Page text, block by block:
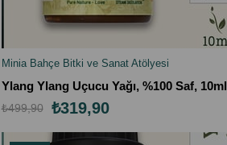
SEPETE EKLE
Minia Bahçe Bitki ve Sanat Atölyesi
Ylang Ylang Uçucu Yağı, %100 Saf, 10ml
₺319,90
₺499,90